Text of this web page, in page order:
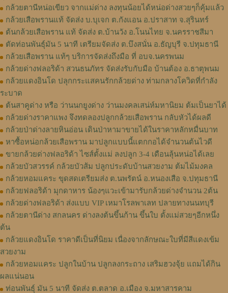
กล้วยตานีหน่อเขียว จากแม่ด่าง ลงทุนน้อยได้หน่อด่างสวยๆก็คุ้มแล้ว
กล้วยเสือพรานแท้ จัดส่ง บ.บุเจก ต.กังแอน อ.ปราสาท จ.สุรินทร์
ต้นกล้วยเสือพราน แท้ จัดส่ง ต.บ้านวัง อ.โนนไทย จ.นครราชสีมา
ตัดท่อนพันธุ์มัน 5 นาที เตรียมจัดส่ง ต.บึงสนั่น อ.ธัญบุรี จ.ปทุมธานี
กล้วยเสือพราน แท้ๆ บริการจัดส่งถึงมือ ที่ อบจ.นครพนม
กล้วยด่างฟลอริด้า สวนธนภัทร จัดส่งรับกับมือ บ้านต้อง อ.ธาตุพนม
กล้วยแดงอินโด ปลุกกระแสคนรักกล้วยด่าง ท่ามกลางโควิดที่กำลัง
ระบาด
ต้นสาคูด่าง หรือ ว่านนกยูงด่าง ว่านมงคลเสน่ห์มหานิยม ต้มเป็นยาได้
กล้วยด่างราคาแพง จึงทดลองปลูกกล้วยเสือพราน กลับหัวได้ผลดี
กล้วยป่าด่างลายหินอ่อน เดินป่าหามาขายได้ในราคาหลักหมื่นบาท
หาซื้อหน่อกล้วยเสือพราน มาปลูกแบบนี้แตกกอได้จำนวนต้นไวดี
ขายกล้วยด่างฟลอริด้า ไซส์ตั้งแม่ ลงปลูก 3-4 เดือนลุ้นหน่อได้เลย
กล้วยบัวสวรรค์ กล้วยบัวส้ม ปลูกประดับบ้านสวยงาม ต้มไม้มงคล
กล้วยหอมแคระ ขุดสดเตรียมส่ง ต.นพรัตน์ อ.หนองเสือ จ.ปทุมธานี
กล้วยฟลอริด้า มุกดาหาร น้องๆแวะเข้ามารับกล้วยด่างจำนวน 2ต้น
กล้วยด่างฟลอริด้า ส่งแบบ VIP เหมาโรลพาเลท ปลายทางนนทบุรี
กล้วยตานีด่าง สกลนคร ด่างลงต้นขึ้นก้าน ขึ้นใบ ตั้งแม่สวยๆอีกหนึ่ง
ต้น
กล้วยแดงอินโด ราคาดีเป็นที่นิยม เนื่องจากลักษณะใบที่มีสีแดงเข้ม
สวยงาม
กล้วยหอมแคระ ปลูกในบ้าน ปลูกลงกระถาง เสริมฮวงจุ้ย แถมได้กิน
ผลแน่นอน
ท่อนพันธุ์ มัน 5 นาที จัดส่ง ต.ตลาด อ.เมือง จ.มหาสารคาม